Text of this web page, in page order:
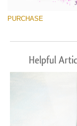
PURCHASE
Helpful